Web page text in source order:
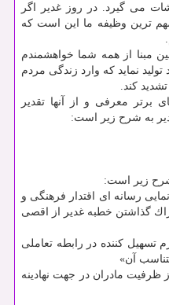
می گیرد. در روز غدیر اگر
ترین وظیفه ما این است كه
مبنا از همه شما خواهشمندم
تولید نماید كه وارد زندگی مردم
كند.
معرفی و از آنها تقدیر
به شرح زیر است:
زیر است:
رسانه ای اقتدار فرهنگی و
گذاشتن خطبه غدیر از اقصی
تسهیل كننده در رابطه تعاملی
آن»
ظرفیت مادران در جهت نهادینه